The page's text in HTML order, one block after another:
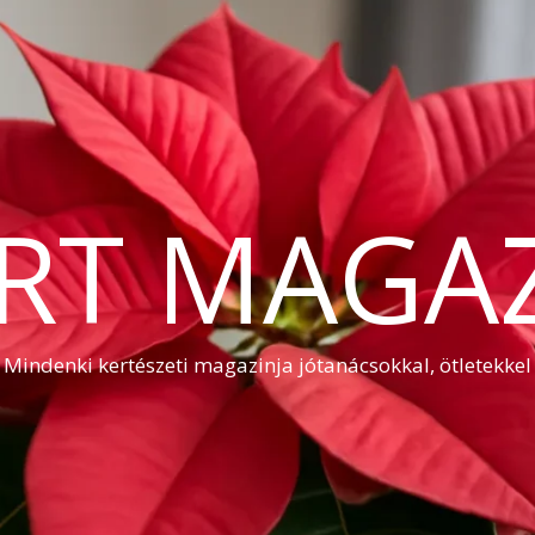
Mindenki kertészeti magazinja jótanácsokkal, ötletekkel